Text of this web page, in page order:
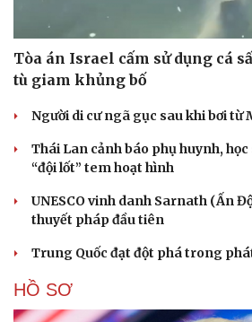
Tòa án Israel cấm sử dụng cá
tù giam khủng bố
Người di cư ngã gục sau khi bơi từ
Thái Lan cảnh báo phụ huynh,
“đội lốt” tem hoạt hình
UNESCO vinh danh Sarnath (Ấn
thuyết pháp đầu tiên
Trung Quốc đạt đột phá trong
HỒ SƠ